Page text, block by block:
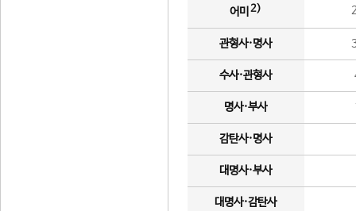
어미 2)
관형사·명사
수사·관형사
명사·부사
감탄사·명사
대명사·부사
대명사·감탄사